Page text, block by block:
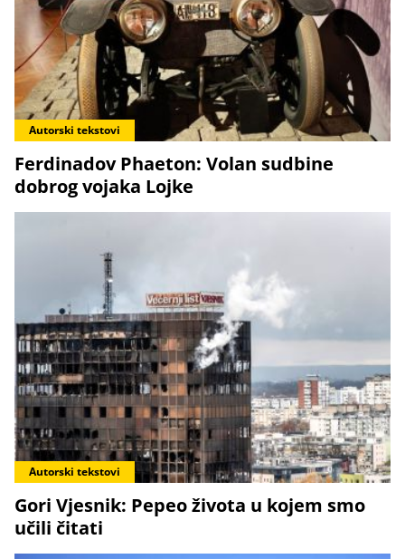
Autorski tekstovi
Ferdinadov Phaeton: Volan sudbine
dobrog vojaka Lojke
Autorski tekstovi
Gori Vjesnik: Pepeo života u kojem smo
učili čitati